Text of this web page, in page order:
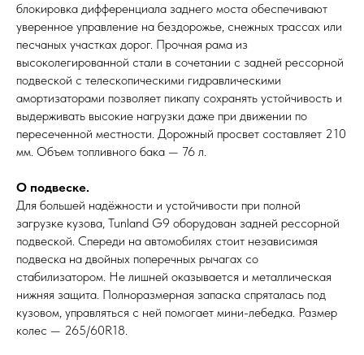
блокировка дифференциала заднего моста обеспечивают
уверенное управление на бездорожье, снежных трассах или
песчаных участках дорог. Прочная рама из
высоколегированной стали в сочетании с задней рессорной
подвеской с телескопическими гидравлическими
амортизаторами позволяет пикапу сохранять устойчивость и
выдерживать высокие нагрузки даже при движении по
пересеченной местности. Дорожный просвет составляет 210
мм. Объем топливного бака — 76 л.
О подвеске.
Для большей надёжности и устойчивости при полной
загрузке кузова, Tunland G9 оборудован задней рессорной
подвеской. Спереди на автомобилях стоит независимая
подвеска на двойных поперечных рычагах со
стабилизатором. Не лишней оказывается и металлическая
нижняя защита. Полноразмерная запаска спряталась под
кузовом, управляться с ней помогает мини-лебедка. Размер
колес — 265/60R18.